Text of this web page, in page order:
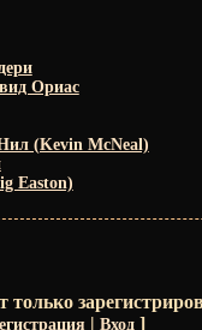
Ориас
(Kevin McNeal)
Easton)
| Вход ]